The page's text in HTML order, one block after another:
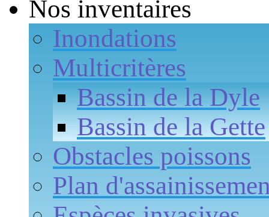
Nos inventaires
Inondations
Multicritères
Bassin de la Dyle
Bassin de la Gette
Obstacles poissons
Plan